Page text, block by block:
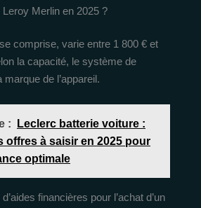
Merlin en 2025 ?
comprise, varie entre 1 800 € et
la capacité, le système de
marque de l’appareil.
:
Leclerc batterie voiture :
offres à saisir en 2025 pour
optimale
financières pour l’achat d’un